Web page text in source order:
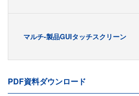
マルチ-製品GUIタッチスクリーン
PDF資料ダウンロード